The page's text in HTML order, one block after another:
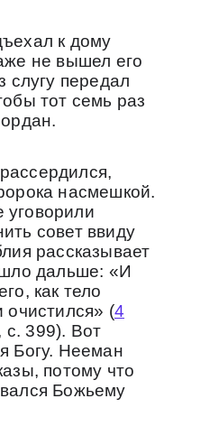
к дому
не вышел его
слугу передал
тот семь раз
насмешкой.
совет ввиду
рассказывает
дальше: «И
как тело
очистился» (4
с. 399). Вот
Богу. Нееман
потому что
Божьему